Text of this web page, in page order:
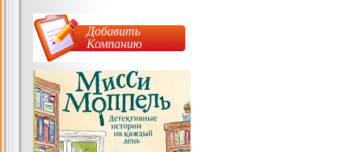
Добавить
Компанию